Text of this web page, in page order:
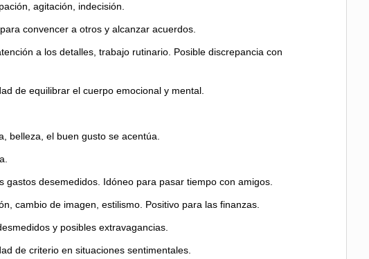
agitación, indecisión.
convencer a otros y alcanzar acuerdos.
a los detalles, trabajo rutinario. Posible discrepancia con
de equilibrar el cuerpo emocional y mental.
belleza, el buen gusto se acentúa.
gastos desemedidos. Idóneo para pasar tiempo con amigos.
cambio de imagen, estilismo. Positivo para las finanzas.
y posibles extravagancias.
de criterio en situaciones sentimentales.